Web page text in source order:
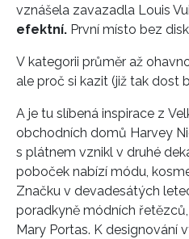
vznášela zavazadla Louis
efektní. První místo bez
V kategorii průměr až
ale proč si kazit (již tak dost
A je tu slíbená inspirace z
obchodních domů Harvey
s plátnem vznikl v druhé
poboček nabízí módu,
Značku v devadesátých
poradkyně módních
Mary Portas. K designování